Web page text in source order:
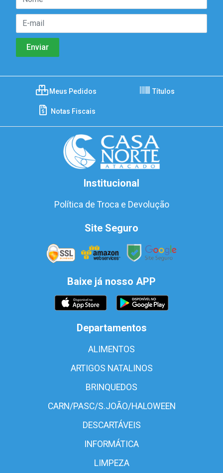
Meus Pedidos Títulos
Notas Fiscais
Institucional
Política de Troca e Devolução
Site Seguro
Baixe já nosso APP
Departamentos
ALIMENTOS
ARTIGOS NATALINOS
BRINQUEDOS
CARN/PASC/S.JOÃO/HALOWEEN
DESCARTÁVEIS
INFORMÁTICA
LIMPEZA